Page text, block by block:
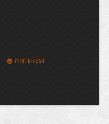
PINTEREST